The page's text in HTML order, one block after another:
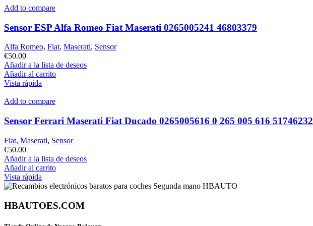
Add to compare
Sensor ESP Alfa Romeo Fiat Maserati 0265005241 46803379
Alfa Romeo, Fiat, Maserati, Sensor
€50.00
Añadir a la lista de deseos
Añadir al carrito
Vista rápida
Add to compare
Sensor Ferrari Maserati Fiat Ducado 0265005616 0 265 005 616 51746232
Fiat, Maserati, Sensor
€50.00
Añadir a la lista de deseos
Añadir al carrito
Vista rápida
HBAUTOES.COM